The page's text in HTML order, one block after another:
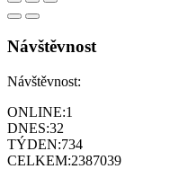
Návštěvnost
Návštěvnost:
ONLINE:1
DNES:32
TÝDEN:734
CELKEM:2387039